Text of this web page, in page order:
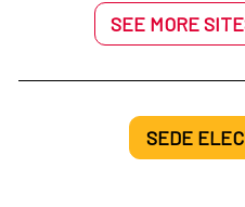
SEE MORE
SEDE